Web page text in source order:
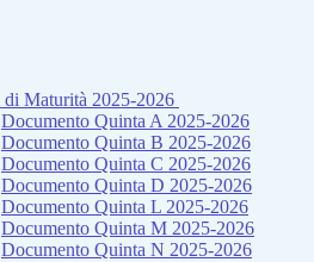
di Maturità 2025-2026
Documento Quinta A 2025-2026
Documento Quinta B 2025-2026
Documento Quinta C 2025-2026
Documento Quinta D 2025-2026
Documento Quinta L 2025-2026
Documento Quinta M 2025-2026
Documento Quinta N 2025-2026